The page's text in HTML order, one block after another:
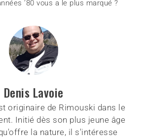
’80 vous a le plus marqué ?
Denis Lavoie
originaire de Rimouski dans le
Initié dès son plus jeune âge
la nature, il s'intéresse